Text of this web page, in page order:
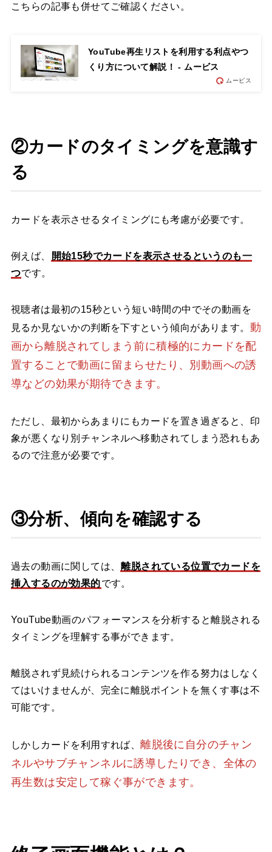
こちらの記事も併せてご確認ください。
YouTube再生リストを利用する利点やつ
くり方について解説！ - ムービス
ムービス
②カードのタイミングを意識す
る
カードを表示させるタイミングにも考慮が必要です。
例えば、
開始15秒でカードを表示させるというのも一
つです。
視聴者は最初の15秒という短い時間の中でその動画を
見るか見ないかの判断を下すという傾向があります。 動
画から離脱されてしまう前に積極的にカードを配
置することで動画に留まらせたり、別動画への誘
導などの効果が期待できます。
ただし、最初からあまりにもカードを置き過ぎると、印
象が悪くなり別チャンネルへ移動されてしまう恐れもあ
るので注意が必要です。
③分析、傾向を確認する
過去の動画に関しては、 離脱されている位置でカードを
挿入するのが効果的です。
YouTube動画のパフォーマンスを分析すると離脱される
タイミングを理解する事ができます。
離脱されず見続けられるコンテンツを作る努力はしなく
てはいけませんが、完全に離脱ポイントを無くす事は不
可能です。
しかしカードを利用すれば、離脱後に自分のチャン
ネルやサブチャンネルに誘導したりでき、全体の
再生数は安定して稼ぐ事ができます。